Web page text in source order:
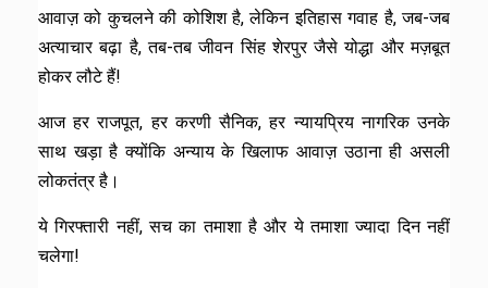
आवाज़ को कुचलने की कोशिश है, लेकिन इतिहास गवाह है, जब-जब
अत्याचार बढ़ा है, तब-तब जीवन सिंह शेरपुर जैसे योद्धा और मज़बूत
होकर लौटे हैं!
आज हर राजपूत, हर करणी सैनिक, हर न्यायप्रिय नागरिक उनके
साथ खड़ा है क्योंकि अन्याय के खिलाफ आवाज़ उठाना ही असली
लोकतंत्र है।
ये गिरफ्तारी नहीं, सच का तमाशा है और ये तमाशा ज्यादा दिन नहीं
चलेगा!